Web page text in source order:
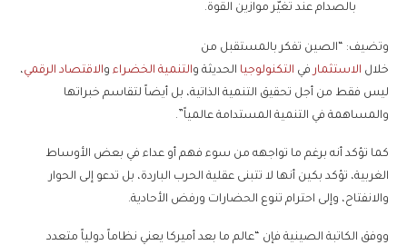
بالصدام عند تغيّر موازين القوة.
وتضيف: “الصين تفكر بالمستقبل من
خلال الاستثمار في التكنولوجيا الحديثة والتنمية الخضراء والاقتصاد الرقمي،
ليس فقط من أجل تحقيق التنمية الذاتية، بل أيضاً لتقاسم خبراتها
والمساهمة في التنمية المستدامة عالمياً”.
كما تؤكد أنه برغم ما تواجهه من سوء فهم أو عداء في بعض الأوساط
الغربية، تؤكد بكين أنها لا تتبنى عقلية الحرب الباردة، بل تدعو إلى الحوار
والانفتاح، وإلى احترام تنوع الحضارات ورفض الأحادية.
ووفق الكاتبة الصينية فإن “عالم ما بعد أميركا يعني نظاماً دولياً متعدد